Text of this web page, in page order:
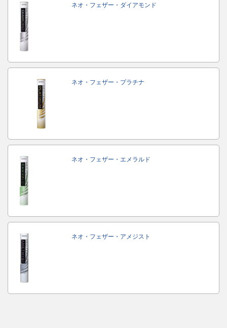
ネオ・フェザー・ダイアモンド
ネオ・フェザー・プラチナ
ネオ・フェザー・エメラルド
ネオ・フェザー・アメジスト